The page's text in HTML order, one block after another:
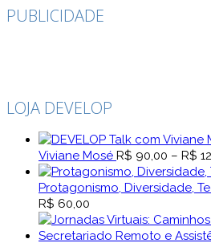
PUBLICIDADE
LOJA DEVELOP
Viviane Mosé R$ 90,00 – R$
Protagonismo, Diversidade,
R$ 60,00